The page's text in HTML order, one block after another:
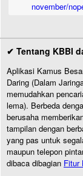
november/
✔ Tentang KBBI
Aplikasi Kamus
Daring (Dalam
memudahkan
lema). Berbeda
berusaha
tampilan dengan
yang pas untuk
maupun telepon
dibaca dibagian Fitur